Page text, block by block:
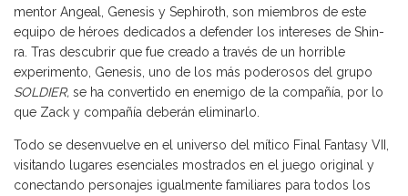
mentor Angeal, Genesis y Sephiroth, son miembros de este
equipo de héroes dedicados a defender los intereses de Shin-
ra. Tras descubrir que fue creado a través de un horrible
experimento, Genesis, uno de los más poderosos del grupo
SOLDIER, se ha convertido en enemigo de la compañía, por lo
que Zack y compañía deberán eliminarlo.
Todo se desenvuelve en el universo del mítico Final Fantasy VII,
visitando lugares esenciales mostrados en el juego original y
conectando personajes igualmente familiares para todos los